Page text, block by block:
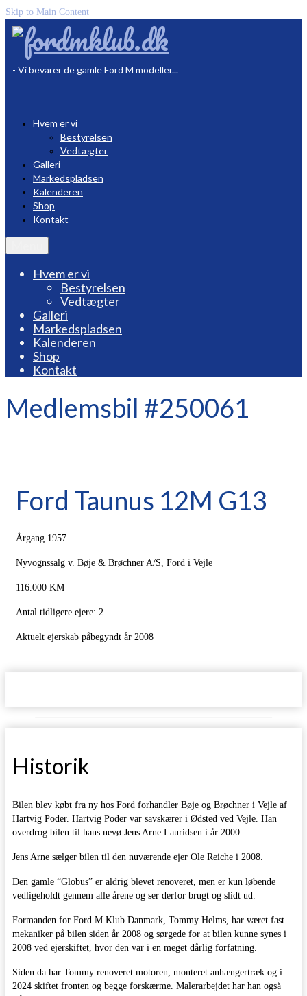
Skip to Main Content
- Vi bevarer de gamle Ford M modeller...
Hvem er vi
Bestyrelsen
Vedtægter
Galleri
Markedspladsen
Kalenderen
Shop
Kontakt
Hvem er vi
Bestyrelsen
Vedtægter
Galleri
Markedspladsen
Kalenderen
Shop
Kontakt
Medlemsbil #250061
Ford Taunus 12M G13
Årgang 1957
Nyvognssalg v. Bøje & Brøchner A/S, Ford i Vejle
116.000 KM
Antal tidligere ejere: 2
Aktuelt ejerskab påbegyndt år 2008
Historik
Bilen blev købt fra ny hos Ford forhandler Bøje og Brøchner i Vejle af
Hartvig Poder. Hartvig Poder var savskærer i Ødsted ved Vejle. Han
overdrog bilen til hans nevø Jens Arne Lauridsen i år 2000.
Jens Arne sælger bilen til den nuværende ejer Ole Reiche i 2008.
Den gamle “Globus” er aldrig blevet renoveret, men er kun løbende
vedligeholdt gennem alle årene og ser derfor brugt og slidt ud.
Formanden for Ford M Klub Danmark, Tommy Helms, har været fast
mekaniker på bilen siden år 2008 og sørgede for at bilen kunne synes i
2008 ved ejerskiftet, hvor den var i en meget dårlig forfatning.
Siden da har Tommy renoveret motoren, monteret anhængertræk og i
2024 skiftet fronten og begge forskærme. Malerarbejdet har han også